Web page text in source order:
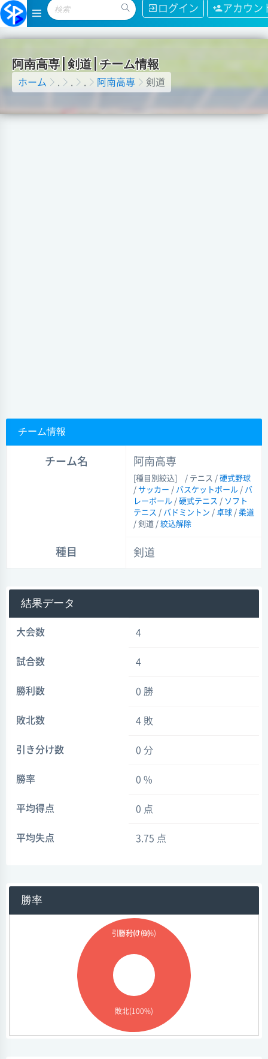
ログイン アカウン
阿南高専 剣道 チーム情報
ホーム 阿南高専 剣道
チーム情報
チーム名 阿南高専
[種目別絞込] / テニス / 硬式野球
/ サッカー / バスケットボール / バ
レーボール / 硬式テニス / ソフト
テニス / バドミントン / 卓球 / 柔道
/ 剣道 / 絞込解除
種目 剣道
結果データ
大会数 4
試合数 4
勝利数 0 勝
敗北数 4 敗
引き分け数 0 分
勝率 0 %
平均得点 0 点
平均失点 3.75 点
勝率
勝利(0 %)
敗北(100%)
引き分け(0%)